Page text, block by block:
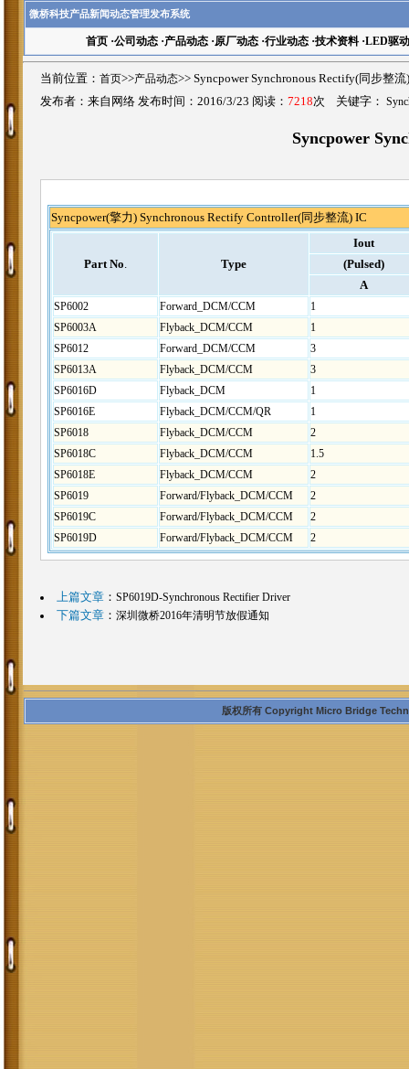
微桥科技产品新闻动态管理发布系统
首页·公司动态·产品动态·原厂动态·行业动态·技术资料·LED驱动
当前位置： 首页>>产品动态>> Syncpower Synchronous Rectify(同步整
发布者：来自网络 发布时间：2016/3/23 阅读： 7218次 关键字：
Syncpower
Syncpower(擎力) Synchronous Rectify Controller(同步整流) IC
Part No Type
Iout
(Pulsed)
A
SP6002
Forward_DCM/CCM
1
SP6003A
Flyback_DCM/CCM
1
SP6012
Forward_DCM/CCM
3
SP6013A
Flyback_DCM/CCM
3
SP6016D
Flyback_DCM
1
SP6016E
Flyback_DCM/CCM/QR
1
SP6018
Flyback_DCM/CCM
2
SP6018C
Flyback_DCM/CCM
1.5
SP6018E
Flyback_DCM/CCM
2
SP6019
Forward/Flyback_DCM/CCM
2
SP6019C
Forward/Flyback_DCM/CCM
2
SP6019D
Forward/Flyback_DCM/CCM 2
上篇文章： SP6019D-Synchronous Rectifier Driver
下篇文章： 深圳微桥2016年清明节放假通知
版权所有 Copyright Micro Bridge